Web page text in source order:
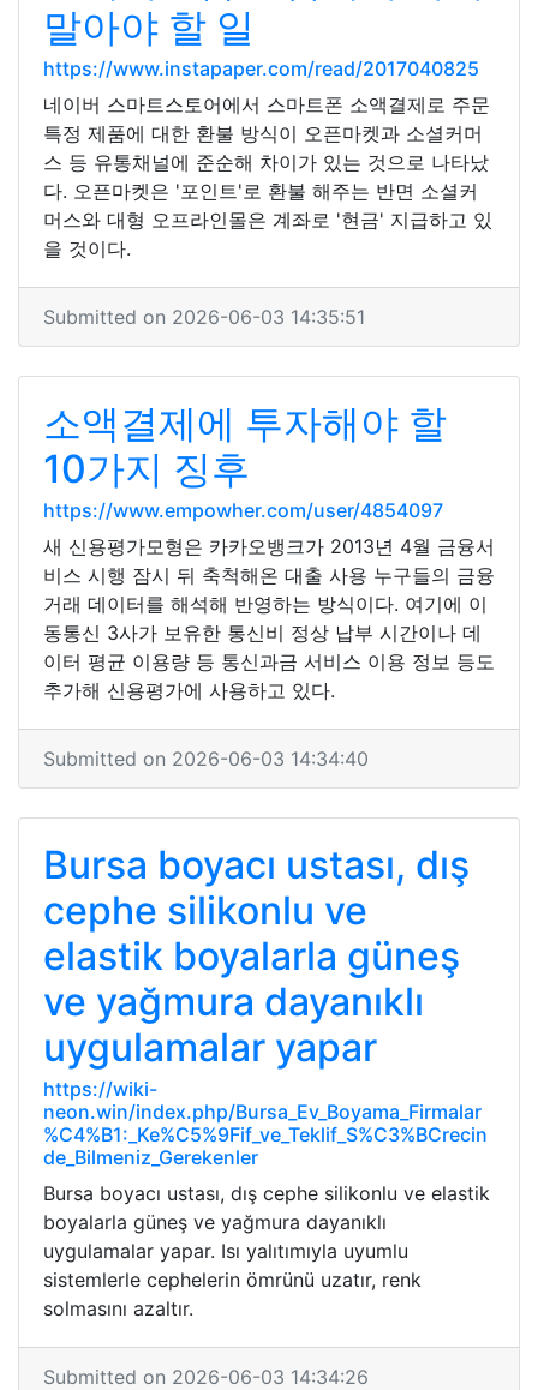
말아야 할 일
https://www.instapaper.com/read/2017040825
네이버 스마트스토어에서 스마트폰 소액결제로 주문
특정 제품에 대한 환불 방식이 오픈마켓과 소셜커머
스 등 유통채널에 준순해 차이가 있는 것으로 나타났
다. 오픈마켓은 '포인트'로 환불 해주는 반면 소셜커
머스와 대형 오프라인몰은 계좌로 '현금' 지급하고 있
을 것이다.
Submitted on 2026-06-03 14:35:51
소액결제에 투자해야 할
10가지 징후
https://www.empowher.com/user/4854097
새 신용평가모형은 카카오뱅크가 2013년 4월 금융서
비스 시행 잠시 뒤 축척해온 대출 사용 누구들의 금융
거래 데이터를 해석해 반영하는 방식이다. 여기에 이
동통신 3사가 보유한 통신비 정상 납부 시간이나 데
이터 평균 이용량 등 통신과금 서비스 이용 정보 등도
추가해 신용평가에 사용하고 있다.
Submitted on 2026-06-03 14:34:40
Bursa boyacı ustası, dış
cephe silikonlu ve
elastik boyalarla güneş
ve yağmura dayanıklı
uygulamalar yapar
https://wiki-
neon.win/index.php/Bursa_Ev_Boyama_Firmalar
%C4%B1:_Ke%C5%9Fif_ve_Teklif_S%C3%BCrecin
de_Bilmeniz_Gerekenler
Bursa boyacı ustası, dış cephe silikonlu ve elastik
boyalarla güneş ve yağmura dayanıklı
uygulamalar yapar. Isı yalıtımıyla uyumlu
sistemlerle cephelerin ömrünü uzatır, renk
solmasını azaltır.
Submitted on 2026-06-03 14:34:26